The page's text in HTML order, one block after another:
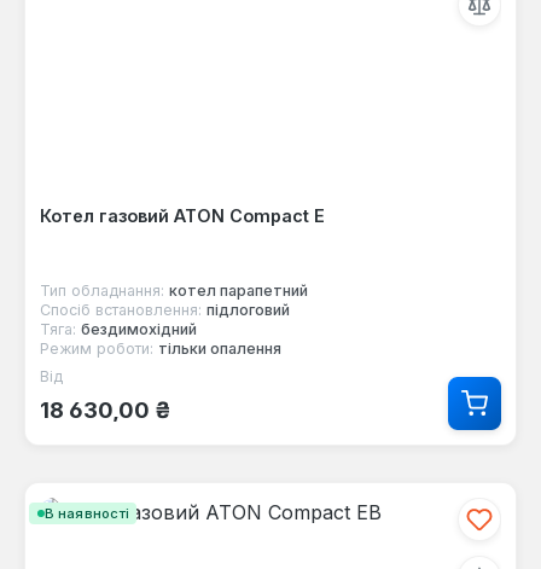
Котел газовий ATON Compact E
Тип обладнання: котел парапетний
Спосіб встановлення: підлоговий
Тяга: бездимохідний
Режим роботи: тільки опалення
Звичайна ціна:
Від
18 630,00 ₴
В наявності